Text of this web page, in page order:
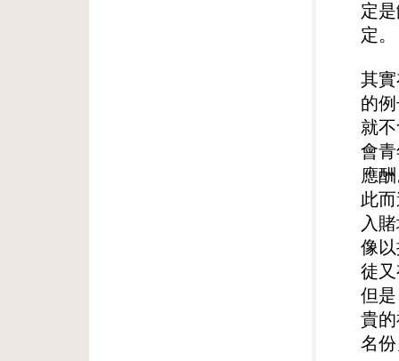
定
定。
其
的
就
會
應
此
入
像
徒
但
貴
名